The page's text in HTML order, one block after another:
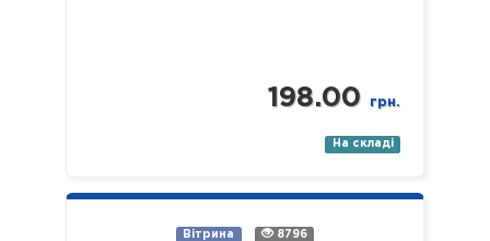
198.00 грн.
На складі
Вітрина 8796